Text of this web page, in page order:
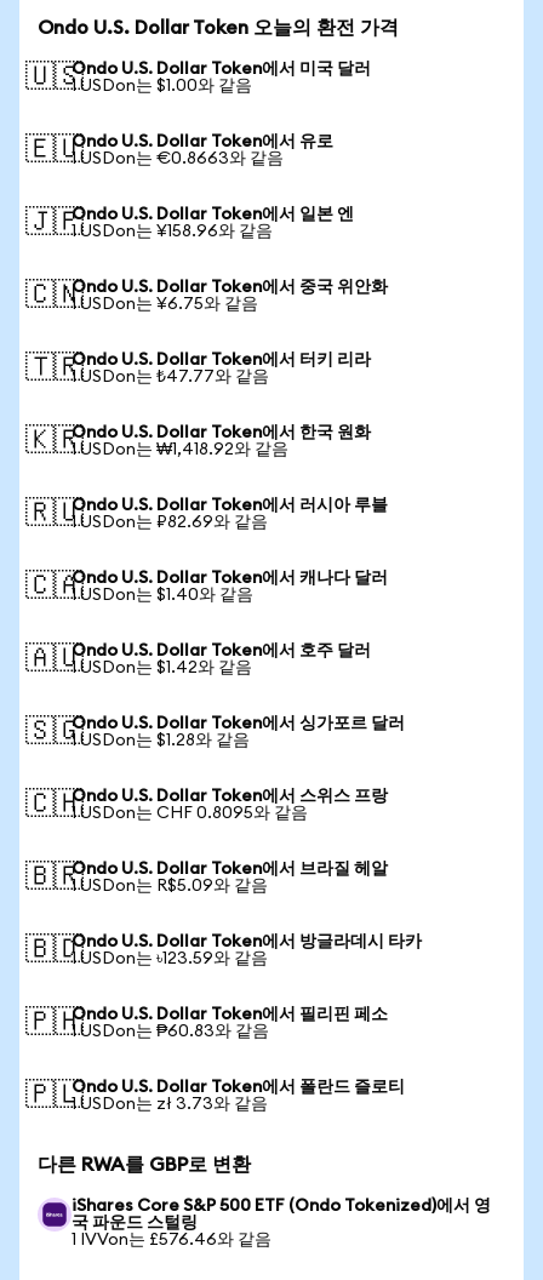
Ondo U.S. Dollar Token 오늘의 환전 가격
🇺🇸Ondo U.S. Dollar Token에서 미국 달러
1 USDon는 $1.00와 같음
🇪🇺Ondo U.S. Dollar Token에서 유로
1 USDon는 €0.8663와 같음
🇯🇵Ondo U.S. Dollar Token에서 일본 엔
1 USDon는 ¥158.96와 같음
🇨🇳Ondo U.S. Dollar Token에서 중국 위안화
1 USDon는 ¥6.75와 같음
🇹🇷Ondo U.S. Dollar Token에서 터키 리라
1 USDon는 ₺47.77와 같음
🇰🇷Ondo U.S. Dollar Token에서 한국 원화
1 USDon는 ₩1,418.92와 같음
🇷🇺Ondo U.S. Dollar Token에서 러시아 루블
1 USDon는 ₽82.69와 같음
🇨🇦Ondo U.S. Dollar Token에서 캐나다 달러
1 USDon는 $1.40와 같음
🇦🇺Ondo U.S. Dollar Token에서 호주 달러
1 USDon는 $1.42와 같음
🇸🇬Ondo U.S. Dollar Token에서 싱가포르 달러
1 USDon는 $1.28와 같음
🇨🇭Ondo U.S. Dollar Token에서 스위스 프랑
1 USDon는 CHF 0.8095와 같음
🇧🇷Ondo U.S. Dollar Token에서 브라질 헤알
1 USDon는 R$5.09와 같음
🇧🇩Ondo U.S. Dollar Token에서 방글라데시 타카
1 USDon는 ৳123.59와 같음
🇵🇭Ondo U.S. Dollar Token에서 필리핀 페소
1 USDon는 ₱60.83와 같음
🇵🇱Ondo U.S. Dollar Token에서 폴란드 즐로티
1 USDon는 zł 3.73와 같음
다른 RWA를 GBP로 변환
iShares Core S&P 500 ETF (Ondo Tokenized)에서 영
국 파운드 스털링
1 IVVon는 £576.46와 같음